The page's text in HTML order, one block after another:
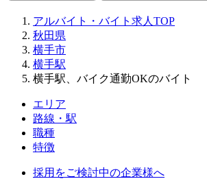
アルバイト・バイト求人TOP
秋田県
横手市
横手駅
横手駅、バイク通勤OKのバイト
エリア
路線・駅
職種
特徴
採用をご検討中の企業様へ